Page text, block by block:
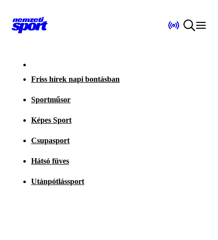
Friss hírek napi bontásban
Sportműsor
Képes Sport
Csupasport
Hátsó füves
Utánpótlássport